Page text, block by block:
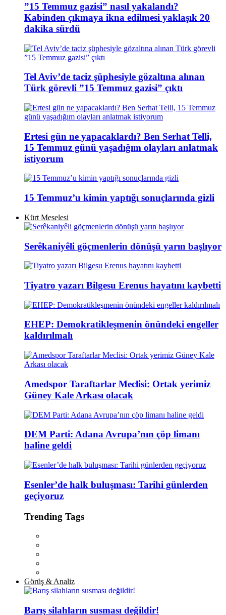
”15 Temmuz gazisi” nasıl yakalandı?
Kabinden çıkmaya ikna edilmesi yaklaşık 20
dakika sürdü
Tel Aviv’de taciz şüphesiyle gözaltına alınan
Türk görevli ”15 Temmuz gazisi” çıktı
Ertesi gün ne yapacaklardı? Ben Serhat Telli,
15 Temmuz günü yaşadığım olayları anlatmak
istiyorum
15 Temmuz’u kimin yaptığı sonuçlarında gizli
Kürt Meselesi
Serêkaniyêli göçmenlerin dönüşü yarın başlıyor
Tiyatro yazarı Bilgesu Erenus hayatını kaybetti
EHEP: Demokratikleşmenin önündeki engeller
kaldırılmalı
Amedspor Taraftarlar Meclisi: Ortak yerimiz
Güney Kale Arkası olacak
DEM Parti: Adana Avrupa’nın çöp limanı
haline geldi
Esenler’de halk buluşması: Tarihi günlerden
geçiyoruz
Trending Tags
Görüş & Analiz
Barış silahların susması değildir!